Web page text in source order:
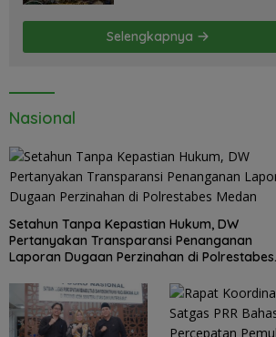
Emas Illegal Dairi.
Desak Kapolda Sumut
Irjen Whisnu Hermawan
Selengkapnya
Nasional
Setahun Tanpa Kepastian Hukum, DW
Pertanyakan Transparansi Penanganan
Laporan Dugaan Perzinahan di Polrestabes